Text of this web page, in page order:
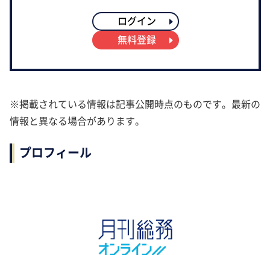
ログイン
無料登録
※掲載されている情報は記事公開時点のものです。最新の
情報と異なる場合があります。
プロフィール